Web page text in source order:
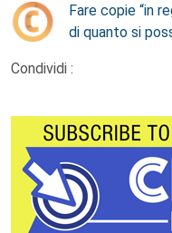
Fare copie “in
di quanto si
Condividi :